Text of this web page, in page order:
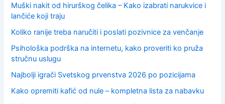
Muški nakit od hirurškog čelika – Kako izabrati narukvice i
lančiće koji traju
Koliko ranije treba naručiti i poslati pozivnice za venčanje
Psihološka podrška na internetu, kako proveriti ko pruža
stručnu uslugu
Najbolji igrači Svetskog prvenstva 2026 po pozicijama
Kako opremiti kafić od nule – kompletna lista za nabavku